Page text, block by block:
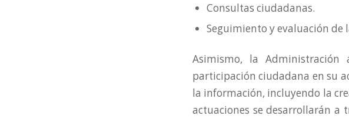
Consultas ciudadanas.
Seguimiento y evaluación de
Asimismo, la
participación ciudadana en su
la información, incluyendo la
actuaciones se desarrollarán a